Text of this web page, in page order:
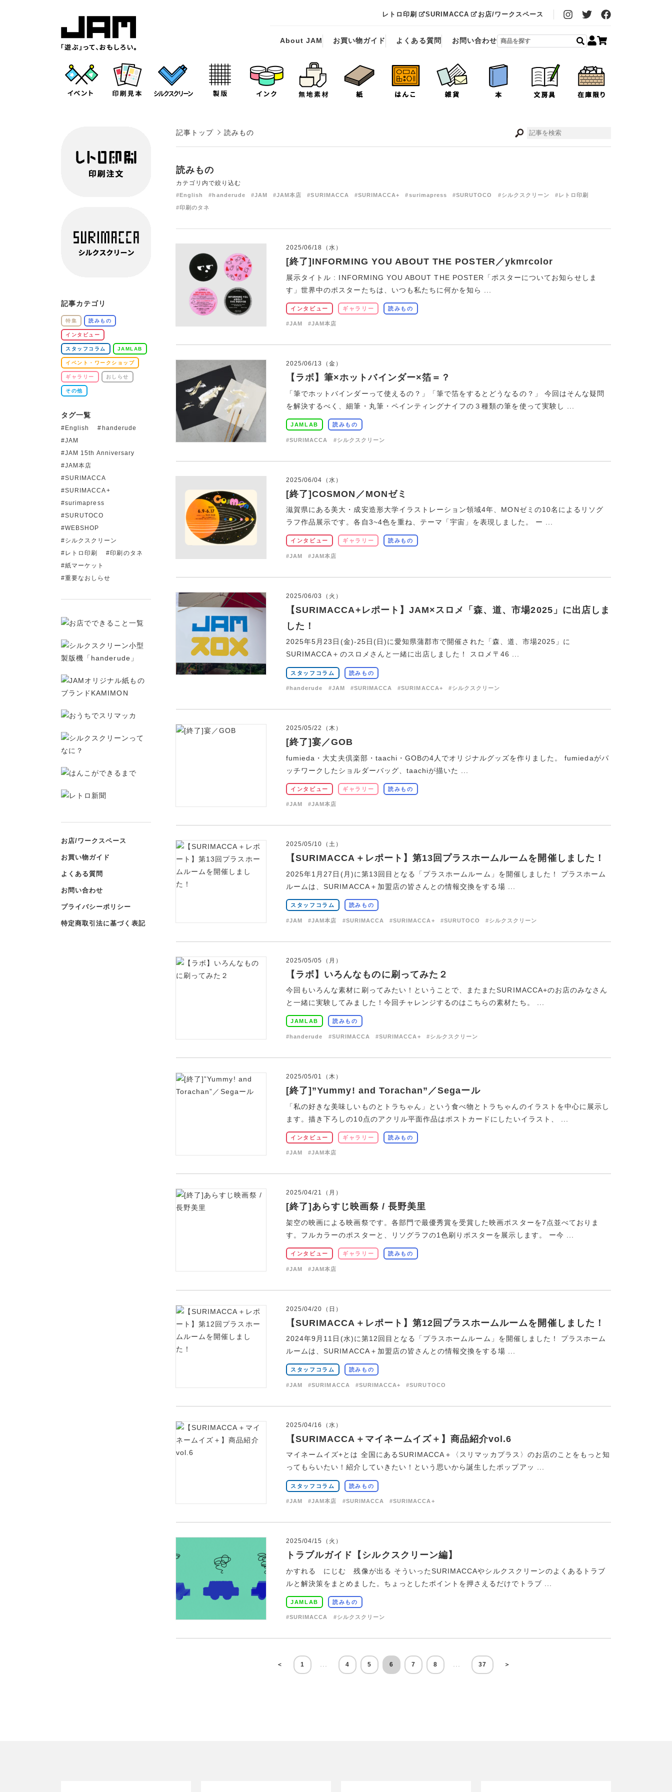
レトロ印刷 SURIMACCA お店/ワークスペース
About JAM お買い物ガイド よくある質問 お問い合わせ
記事トップ 読みもの
読みもの
カテゴリ内で絞り込む
#English #handerude #JAM #JAM本店 #SURIMACCA #SURIMACCA+ #surimapress #SURUTOCO #シルクスクリーン #レトロ印刷
#印刷のタネ
2025/06/18（水）
[終了]INFORMING YOU ABOUT THE POSTER／ykmrcolor
展示タイトル : INFORMING YOU ABOUT THE POSTER「ポスターについてお知らせしま
す」世界中のポスターたちは、いつも私たちに何かを知ら ...
インタビュー ギャラリー 読みもの
#JAM #JAM本店
2025/06/13（金）
【ラボ】筆×ホットバインダー×箔＝？
「筆でホットバインダーって使えるの？」「筆で箔をするとどうなるの？」 今回はそんな疑問
を解決するべく、細筆・丸筆・ペインティングナイフの３種類の筆を使って実験し ...
JAMLAB 読みもの
#SURIMACCA #シルクスクリーン
2025/06/04（水）
[終了]COSMON／MONゼミ
滋賀県にある美大・成安造形大学イラストレーション領域4年、MONゼミの10名によるリソグ
ラフ作品展示です。各自3~4色を重ね、テーマ「宇宙」を表現しました。 ー ...
インタビュー ギャラリー 読みもの
#JAM #JAM本店
2025/06/03（火）
【SURIMACCA+レポート】JAM×スロメ「森、道、市場2025」に出店しま
した！
2025年5月23日(金)-25日(日)に愛知県蒲郡市で開催された「森、道、市場2025」に
SURIMACCA＋のスロメさんと一緒に出店しました！ スロメ〒46 ...
スタッフコラム 読みもの
#handerude #JAM #SURIMACCA #SURIMACCA+ #シルクスクリーン
2025/05/22（木）
[終了]宴／GOB
fumieda・大丈夫倶楽部・taachi・GOBの4人でオリジナルグッズを作りました。 fumiedaがパ
ッチワークしたショルダーバッグ、taachiが描いた ...
インタビュー ギャラリー 読みもの
#JAM #JAM本店
2025/05/10（土）
【SURIMACCA＋レポート】第13回プラスホームルームを開催しました！
2025年1月27日(月)に第13回目となる「プラスホームルーム」を開催しました！ プラスホーム
ルームは、SURIMACCA＋加盟店の皆さんとの情報交換をする場 ...
スタッフコラム 読みもの
#JAM #JAM本店 #SURIMACCA #SURIMACCA+ #SURUTOCO #シルクスクリーン
2025/05/05（月）
【ラボ】いろんなものに刷ってみた２
今回もいろんな素材に刷ってみたい！ということで、またまたSURIMACCA+のお店のみなさん
と一緒に実験してみました！今回チャレンジするのはこちらの素材たち。 ...
JAMLAB 読みもの
#handerude #SURIMACCA #SURIMACCA+ #シルクスクリーン
2025/05/01（木）
[終了]”Yummy! and Torachan”／Segaール
「私の好きな美味しいものとトラちゃん」という食べ物とトラちゃんのイラストを中心に展示し
ます。描き下ろしの10点のアクリル平面作品はポストカードにしたいイラスト、 ...
インタビュー ギャラリー 読みもの
#JAM #JAM本店
2025/04/21（月）
[終了]あらすじ映画祭 / 長野美里
架空の映画による映画祭です。各部門で最優秀賞を受賞した映画ポスターを7点並べておりま
す。フルカラーのポスターと、リソグラフの1色刷りポスターを展示します。 ー今 ...
インタビュー ギャラリー 読みもの
#JAM #JAM本店
2025/04/20（日）
【SURIMACCA＋レポート】第12回プラスホームルームを開催しました！
2024年9月11日(水)に第12回目となる「プラスホームルーム」を開催しました！ プラスホーム
ルームは、SURIMACCA＋加盟店の皆さんとの情報交換をする場 ...
スタッフコラム 読みもの
#JAM #SURIMACCA #SURIMACCA+ #SURUTOCO
2025/04/16（水）
【SURIMACCA＋マイネームイズ＋】商品紹介vol.6
マイネームイズ+とは 全国にあるSURIMACCA＋〈スリマッカプラス〉のお店のことをもっと知
ってもらいたい！紹介していきたい！という思いから誕生したポップアッ ...
スタッフコラム 読みもの
#JAM #JAM本店 #SURIMACCA #SURIMACCA+
2025/04/15（火）
トラブルガイド【シルクスクリーン編】
かすれる にじむ 残像が出る そういったSURIMACCAやシルクスクリーンのよくあるトラブ
ルと解決策をまとめました。ちょっとしたポイントを押さえるだけでトラブ ...
JAMLAB 読みもの
#SURIMACCA #シルクスクリーン
＜ 1 ... 4 5 6 7 8 ... 37 ＞
記事カテゴリ
特集 読みもの
インタビュー
スタッフコラム JAMLAB
イベント・ワークショップ
ギャラリー おしらせ
その他
タグ一覧
English
handerude
JAM
JAM 15th Anniversary
JAM本店
SURIMACCA
SURIMACCA+
surimapress
SURUTOCO
WEBSHOP
シルクスクリーン
レトロ印刷
印刷のタネ
紙マーケット
重要なおしらせ
お店/ワークスペース
お買い物ガイド
よくある質問
お問い合わせ
プライバシーポリシー
特定商取引法に基づく表記